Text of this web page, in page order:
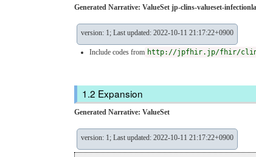
Generated Narrative: ValueSet jp-clins-valueset-
version: 1; Last updated: 2022-10-11 21:17:22+0900
Include codes from http://jpfhir.jp/fhir/clins/
Expansion
Generated Narrative: ValueSet
version: 1; Last updated: 2022-10-11 21:17:22+0900